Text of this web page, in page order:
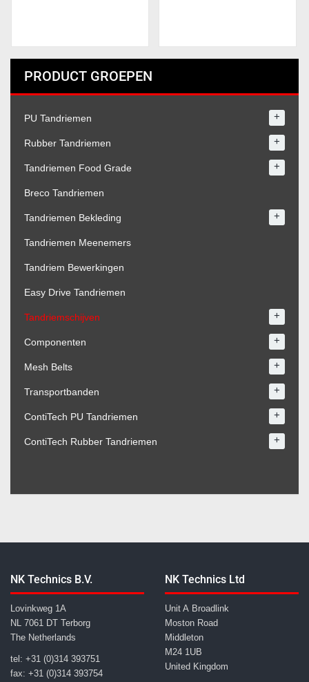
PRODUCT GROEPEN
PU Tandriemen +
Rubber Tandriemen +
Tandriemen Food Grade +
Breco Tandriemen
Tandriemen Bekleding +
Tandriemen Meenemers
Tandriem Bewerkingen
Easy Drive Tandriemen
Tandriemschijven +
Componenten +
Mesh Belts +
Transportbanden +
ContiTech PU Tandriemen +
ContiTech Rubber Tandriemen +
NK Technics B.V.
Lovinkweg 1A
NL 7061 DT Terborg
The Netherlands
tel: +31 (0)314 393751
fax: +31 (0)314 393754
NK Technics Ltd
Unit A Broadlink
Moston Road
Middleton
M24 1UB
United Kingdom